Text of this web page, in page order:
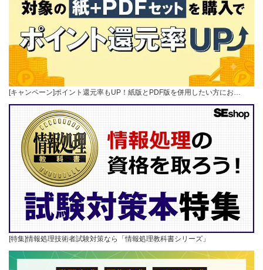
[キャンペーン]ポイント還元率もUP！紙版とPDF版を併用したい方にお…
[特集]情報処理技術者試験対策なら「情報処理教科書シリーズ」